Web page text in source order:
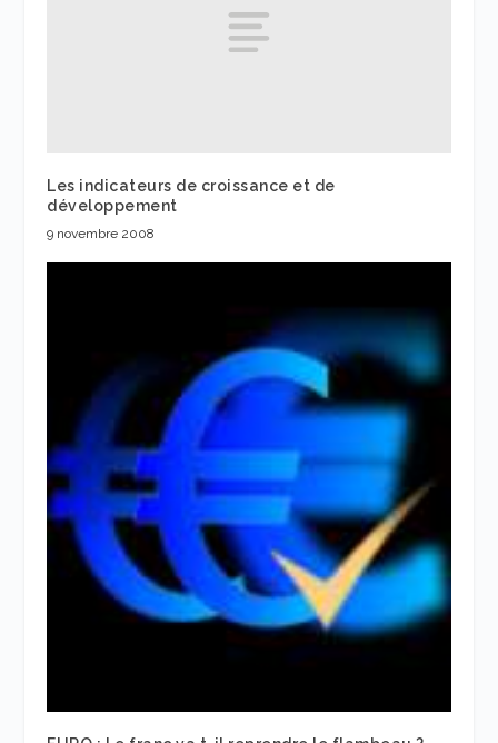
Les indicateurs de croissance et de
développement
9 novembre 2008